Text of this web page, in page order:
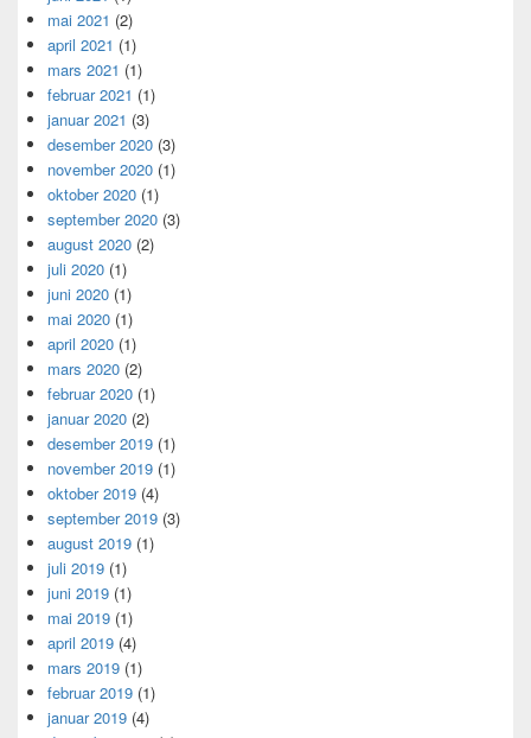
mai 2021 (2)
april 2021 (1)
mars 2021 (1)
februar 2021 (1)
januar 2021 (3)
desember 2020 (3)
november 2020 (1)
oktober 2020 (1)
september 2020 (3)
august 2020 (2)
juli 2020 (1)
juni 2020 (1)
mai 2020 (1)
april 2020 (1)
mars 2020 (2)
februar 2020 (1)
januar 2020 (2)
desember 2019 (1)
november 2019 (1)
oktober 2019 (4)
september 2019 (3)
august 2019 (1)
juli 2019 (1)
juni 2019 (1)
mai 2019 (1)
april 2019 (4)
mars 2019 (1)
februar 2019 (1)
januar 2019 (4)